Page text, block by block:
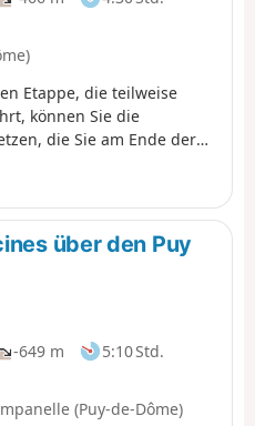
Etappe, die teilweise
können Sie die
die Sie am Ende der
vorbei am
dann durch die Straßen
mit seiner schönen
nach Clermont
von Chamalières
über den Puy
-649 m
5:10 Std.
(Puy-de-Dôme)